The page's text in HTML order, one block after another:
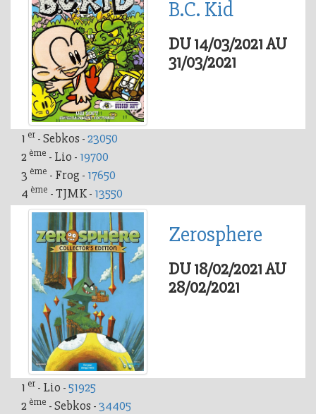
B.C. Kid
DU 14/03/2021 AU
31/03/2021
1 er - Sebkos -23050
2 ème - Lio - 19700
3 ème - Frog - 17650
4 ème - TJMK - 13550
Zerosphere
DU 18/02/2021 AU
28/02/2021
1 er - Lio -51925
2 ème - Sebkos -34405